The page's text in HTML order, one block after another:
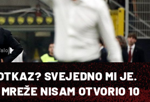
SVEJEDNO MI JE.
NISAM OTVORIO 10